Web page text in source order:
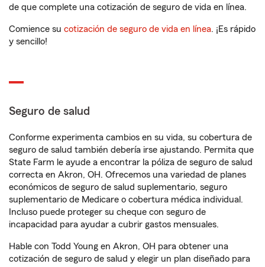
de que complete una cotización de seguro de vida en línea.
Comience su cotización de seguro de vida en línea. ¡Es rápido
y sencillo!
Seguro de salud
Conforme experimenta cambios en su vida, su cobertura de
seguro de salud también debería irse ajustando. Permita que
State Farm le ayude a encontrar la póliza de seguro de salud
correcta en Akron, OH. Ofrecemos una variedad de planes
económicos de seguro de salud suplementario, seguro
suplementario de Medicare o cobertura médica individual.
Incluso puede proteger su cheque con seguro de
incapacidad para ayudar a cubrir gastos mensuales.
Hable con Todd Young en Akron, OH para obtener una
cotización de seguro de salud y elegir un plan diseñado para